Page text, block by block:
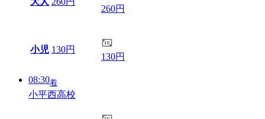
260円
小児 130円
130円
08:30着
小平西高校